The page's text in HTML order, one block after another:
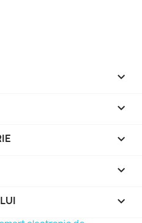




keyboard_arrow_down